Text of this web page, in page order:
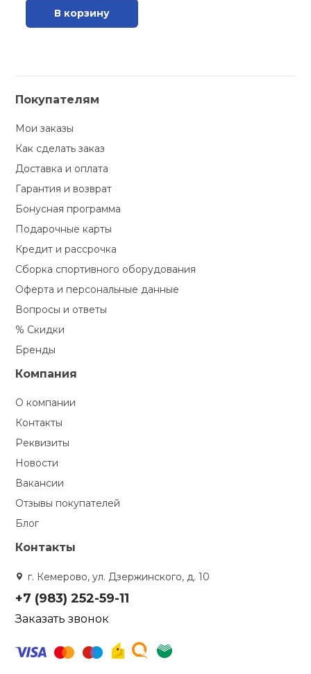
В корзину
Покупателям
Мои заказы
Как сделать заказ
Доставка и оплата
Гарантия и возврат
Бонусная программа
Подарочные карты
Кредит и рассрочка
Сборка спортивного оборудования
Оферта и персональные данные
Вопросы и ответы
% Скидки
Бренды
Компания
О компании
Контакты
Реквизиты
Новости
Вакансии
Отзывы покупателей
Блог
Контакты
г. Кемерово, ул. Дзержинского, д. 10
+7 (983) 252-59-11
Заказать звонок